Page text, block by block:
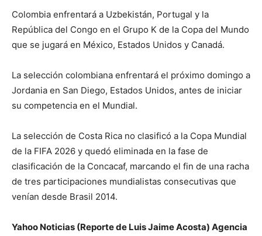
Colombia enfrentará a Uzbekistán, Portugal y la
República del Congo en el Grupo K de la Copa del Mundo
que se jugará en México, Estados Unidos y Canadá.
La selección colombiana enfrentará el próximo domingo a
Jordania en San Diego, Estados ​Unidos, antes de iniciar
su competencia en ‌el Mundial.
La selección de Costa Rica no clasificó a la Copa Mundial
de la FIFA 2026 y quedó ​eliminada en la fase de
clasificación de la Concacaf, marcando el fin de una racha
de tres participaciones ​mundialistas consecutivas que
venían desde Brasil 2014.
Yahoo Noticias (Reporte de Luis Jaime Acosta) Agencia